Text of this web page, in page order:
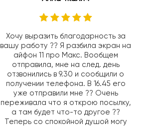
Хочу выразить благодарность за
вашу работу ?? Я разбила экран на
айфон 11 про Макс. Вообщем
отправила, мне на след. день
отзвонились в 9.30 и сообщили о
получении телефона. В 16.45 его
уже отправили мне ?? Очень
переживала что я открою посылку,
а там будет что-то другое ??
Теперь со спокойной душой могу